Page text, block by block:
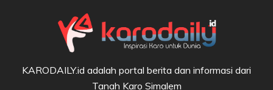
KARODAILY.id adalah portal berita dan informasi dari
Tanah Karo Simalem